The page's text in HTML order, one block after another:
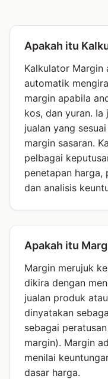
Apakah itu
Kalkulator Margin
automatik
margin apabila
kos, dan yuran.
jualan yang
margin sasaran.
pelbagai
penetapan harga,
dan analisis
Apakah itu
Margin merujuk
dikira dengan
jualan produk
dinyatakan
sebagai
margin). Margin
menilai
dasar harga.